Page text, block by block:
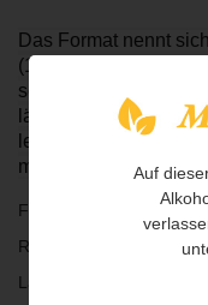
Das Format nennt
(19,84 mm
schlanker als die
länger. Sie bietet
leckere Röstaromen
mit einem
Format: Marevas
Ringmass: 50
Länge: 155 mm
Auf